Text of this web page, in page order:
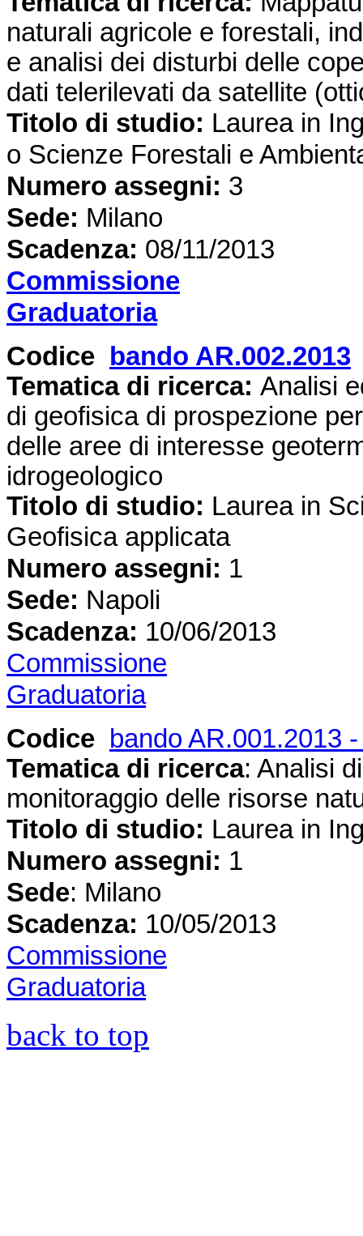
naturali agricole e forestali,
e analisi dei disturbi delle
dati telerilevati da satellite
Titolo di studio: Laurea in
o Scienze Forestali e
Numero assegni: 3
Sede: Milano
Scadenza: 08/11/2013
Commissione
Graduatoria
Codice
bando AR.002.2013
Tematica di ricerca: Analisi
di geofisica di prospezione
delle aree di interesse
idrogeologico
Titolo di studio: Laurea in
Geofisica applicata
Numero assegni: 1
Sede: Napoli
Scadenza: 10/06/2013
Commissione
Graduatoria
Codice
bando AR.001.2013
Tematica di ricerca: Analisi
monitoraggio delle risorse
Titolo di studio: Laurea in
Numero assegni: 1
Sede: Milano
Scadenza: 10/05/2013
Commissione
Graduatoria
back to top